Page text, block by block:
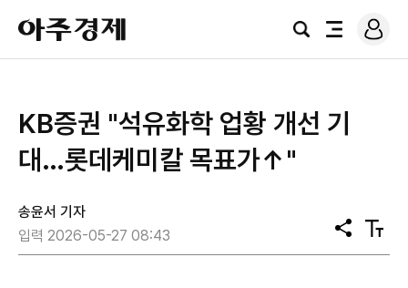
아
주
경
검
전
로
그
KB증권 "석유화학 업황 개선 기
대…롯데케미칼 목표가↑"
송윤서 기자
입력 2026-05-27 08:43
공
유
텍
스